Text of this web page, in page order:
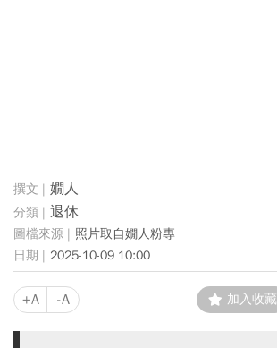
嫺人
退休
照片取自嫺人粉專
2025-10-09 10:00
+A -A 加入收藏